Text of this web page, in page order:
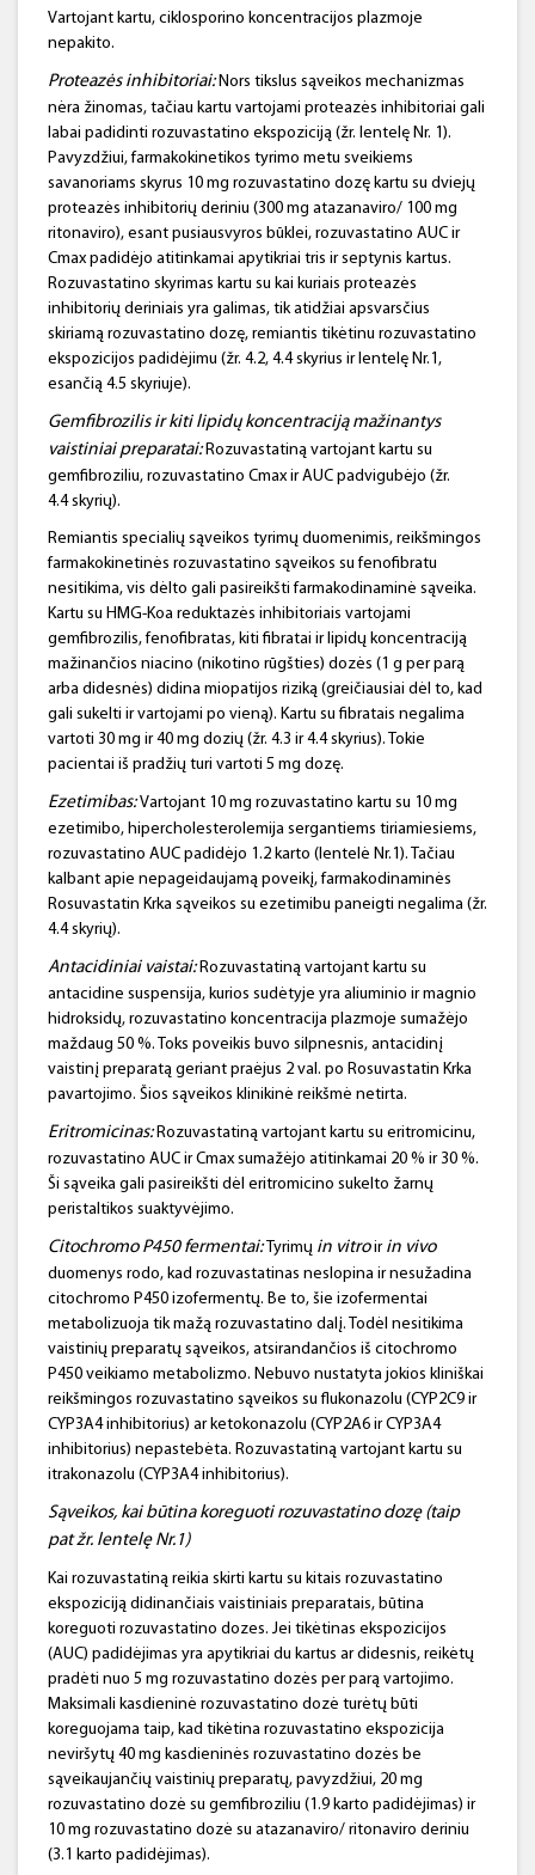
Vartojant kartu, ciklosporino koncentracijos plazmoje
nepakito.
Proteazės inhibitoriai:Nors tikslus sąveikos mechanizmas
nėra žinomas, tačiau kartu vartojami proteazės inhibitoriai gali
labai padidinti rozuvastatino ekspoziciją (žr. lentelę Nr. 1).
Pavyzdžiui, farmakokinetikos tyrimo metu sveikiems
savanoriams skyrus 10 mg rozuvastatino dozę kartu su dviejų
proteazės inhibitorių deriniu (300 mg atazanaviro/ 100 mg
ritonaviro), esant pusiausvyros būklei, rozuvastatino AUC ir
Cmax padidėjo atitinkamai apytikriai tris ir septynis kartus.
Rozuvastatino skyrimas kartu su kai kuriais proteazės
inhibitorių deriniais yra galimas, tik atidžiai apsvarsčius
skiriamą rozuvastatino dozę, remiantis tikėtinu rozuvastatino
ekspozicijos padidėjimu (žr. 4.2, 4.4 skyrius ir lentelę Nr.1,
esančią 4.5 skyriuje).
Gemfibrozilisir kiti lipidų koncentraciją mažinantys
vaistiniai preparatai:Rozuvastatiną vartojant kartu su
gemfibroziliu, rozuvastatino Cmax ir AUC padvigubėjo (žr.
4.4 skyrių).
Remiantis specialių sąveikos tyrimų duomenimis, reikšmingos
farmakokinetinės rozuvastatino sąveikos su fenofibratu
nesitikima, vis dėlto gali pasireikšti farmakodinaminė sąveika.
Kartu su HMG-Koa reduktazės inhibitoriais vartojami
gemfibrozilis, fenofibratas, kiti fibratai ir lipidų koncentraciją
mažinančios niacino (nikotino rūgšties) dozės (1 g per parą
arba didesnės) didina miopatijos riziką (greičiausiai dėl to, kad
gali sukelti ir vartojami po vieną). Kartu su fibratais negalima
vartoti 30 mg ir 40 mg dozių (žr. 4.3 ir 4.4 skyrius). Tokie
pacientai iš pradžių turi vartoti 5 mg dozę.
Ezetimibas:Vartojant 10 mg rozuvastatino kartu su 10 mg
ezetimibo, hipercholesterolemija sergantiems tiriamiesiems,
rozuvastatino AUC padidėjo 1.2 karto (lentelė Nr.1). Tačiau
kalbant apie nepageidaujamą poveikį, farmakodinaminės
Rosuvastatin Krka sąveikos su ezetimibu paneigti negalima (žr.
4.4 skyrių).
Antacidiniaivaistai:Rozuvastatiną vartojant kartu su
antacidine suspensija, kurios sudėtyje yra aliuminio ir magnio
hidroksidų, rozuvastatino koncentracija plazmoje sumažėjo
maždaug 50 %. Toks poveikis buvo silpnesnis, antacidinį
vaistinį preparatą geriant praėjus 2 val. po Rosuvastatin Krka
pavartojimo. Šios sąveikos klinikinė reikšmė netirta.
Eritromicinas:Rozuvastatiną vartojant kartu su eritromicinu,
rozuvastatino AUC ir Cmax sumažėjo atitinkamai 20 % ir 30 %.
Ši sąveika gali pasireikšti dėl eritromicino sukelto žarnų
peristaltikos suaktyvėjimo.
CitochromoP450 fermentai: Tyrimų in vitroir in vivo
duomenys rodo, kad rozuvastatinas neslopina ir nesužadina
citochromo P450 izofermentų. Be to, šie izofermentai
metabolizuoja tik mažą rozuvastatino dalį. Todėl nesitikima
vaistinių preparatų sąveikos, atsirandančios iš citochromo
P450 veikiamo metabolizmo. Nebuvo nustatyta jokios kliniškai
reikšmingos rozuvastatino sąveikos su flukonazolu (CYP2C9 ir
CYP3A4 inhibitorius) ar ketokonazolu (CYP2A6 ir CYP3A4
inhibitorius) nepastebėta. Rozuvastatiną vartojant kartu su
itrakonazolu (CYP3A4 inhibitorius).
Sąveikos, kai būtina koreguotirozuvastatinodozę (taip
pat žr. lentelę Nr.1)
Kai rozuvastatiną reikia skirti kartu su kitais rozuvastatino
ekspoziciją didinančiais vaistiniais preparatais, būtina
koreguoti rozuvastatino dozes. Jei tikėtinas ekspozicijos
(AUC) padidėjimas yra apytikriai du kartus ar didesnis, reikėtų
pradėti nuo 5 mg rozuvastatino dozės per parą vartojimo.
Maksimali kasdieninė rozuvastatino dozė turėtų būti
koreguojama taip, kad tikėtina rozuvastatino ekspozicija
neviršytų 40 mg kasdieninės rozuvastatino dozės be
sąveikaujančių vaistinių preparatų, pavyzdžiui, 20 mg
rozuvastatino dozė su gemfibroziliu (1.9 karto padidėjimas) ir
10 mg rozuvastatino dozė su atazanaviro/ ritonaviro deriniu
(3.1 karto padidėjimas).